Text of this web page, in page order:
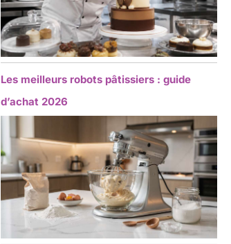
Les meilleurs robots pâtissiers : guide
d’achat 2026